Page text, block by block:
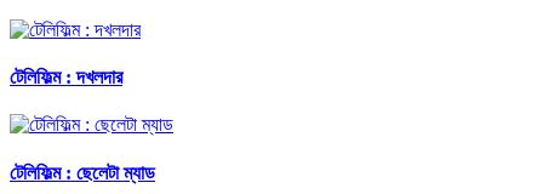
টেলিফিল্ম : দখলদার
টেলিফিল্ম : ছেলেটা ম্যাড